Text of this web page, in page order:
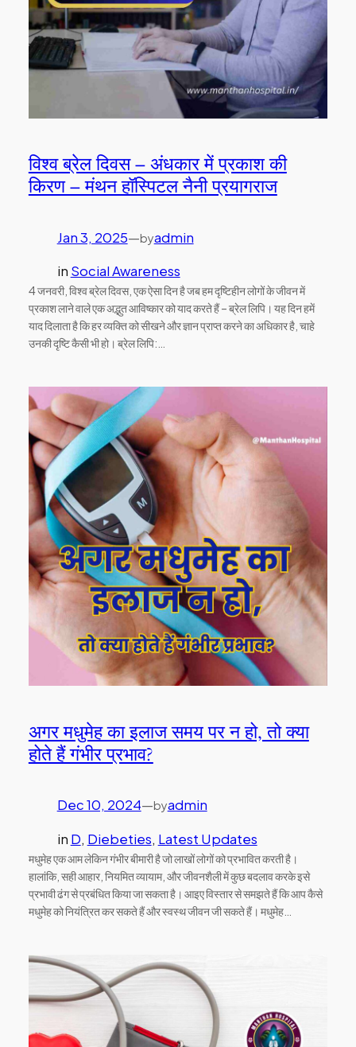
विश्व ब्रेल दिवस – अंधकार में प्रकाश की
किरण – मंथन हॉस्पिटल नैनी प्रयागराज
Jan 3, 2025—byadmin
in Social Awareness
4 जनवरी, विश्व ब्रेल दिवस, एक ऐसा दिन है जब हम दृष्टिहीन लोगों के जीवन में
प्रकाश लाने वाले एक अद्भुत आविष्कार को याद करते हैं – ब्रेल लिपि। यह दिन हमें
याद दिलाता है कि हर व्यक्ति को सीखने और ज्ञान प्राप्त करने का अधिकार है, चाहे
उनकी दृष्टि कैसी भी हो। ब्रेल लिपि:…
अगर मधुमेह का इलाज समय पर न हो, तो क्या
होते हैं गंभीर प्रभाव?
Dec 10, 2024—byadmin
in D, Diebeties, Latest Updates
मधुमेह एक आम लेकिन गंभीर बीमारी है जो लाखों लोगों को प्रभावित करती है।
हालांकि, सही आहार, नियमित व्यायाम, और जीवनशैली में कुछ बदलाव करके इसे
प्रभावी ढंग से प्रबंधित किया जा सकता है। आइए विस्तार से समझते हैं कि आप कैसे
मधुमेह को नियंत्रित कर सकते हैं और स्वस्थ जीवन जी सकते हैं। मधुमेह…